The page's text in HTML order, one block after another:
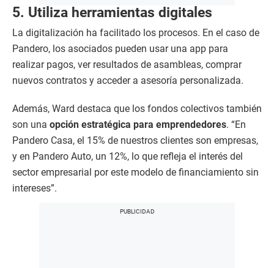
5. Utiliza herramientas digitales
La digitalización ha facilitado los procesos. En el caso de
Pandero, los asociados pueden usar una app para
realizar pagos, ver resultados de asambleas, comprar
nuevos contratos y acceder a asesoría personalizada.
Además, Ward destaca que los fondos colectivos también
son una opción estratégica para emprendedores. “En
Pandero Casa, el 15% de nuestros clientes son empresas,
y en Pandero Auto, un 12%, lo que refleja el interés del
sector empresarial por este modelo de financiamiento sin
intereses”.